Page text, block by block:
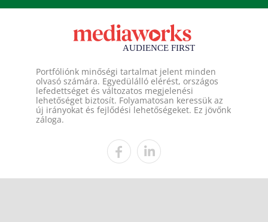
Portfóliónk minőségi tartalmat jelent minden
olvasó számára. Egyedülálló elérést, országos
lefedettséget és változatos megjelenési
lehetőséget biztosít. Folyamatosan keressük az
új irányokat és fejlődési lehetőségeket. Ez jövőnk
záloga.